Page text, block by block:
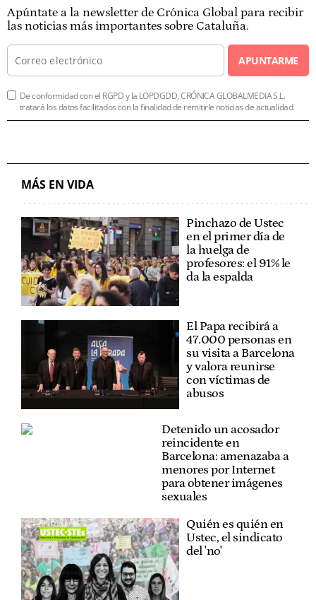
Apúntate a la newsletter de Crónica Global para recibir
las noticias más importantes sobre Cataluña.
APUNTARME
De conformidad con el RGPD y la LOPDGDD, CRÓNICA GLOBALMEDIA S.L.
tratará los datos facilitados con la finalidad de remitirle noticias de actualidad.
MÁS EN VIDA
Pinchazo de Ustec
en el primer día de
la huelga de
profesores: el 91% le
da la espalda
El Papa recibirá a
47.000 personas en
su visita a Barcelona
y valora reunirse
con víctimas de
abusos
Detenido un acosador
reincidente en
Barcelona: amenazaba a
menores por Internet
para obtener imágenes
sexuales
Quién es quién en
Ustec, el sindicato
del 'no'